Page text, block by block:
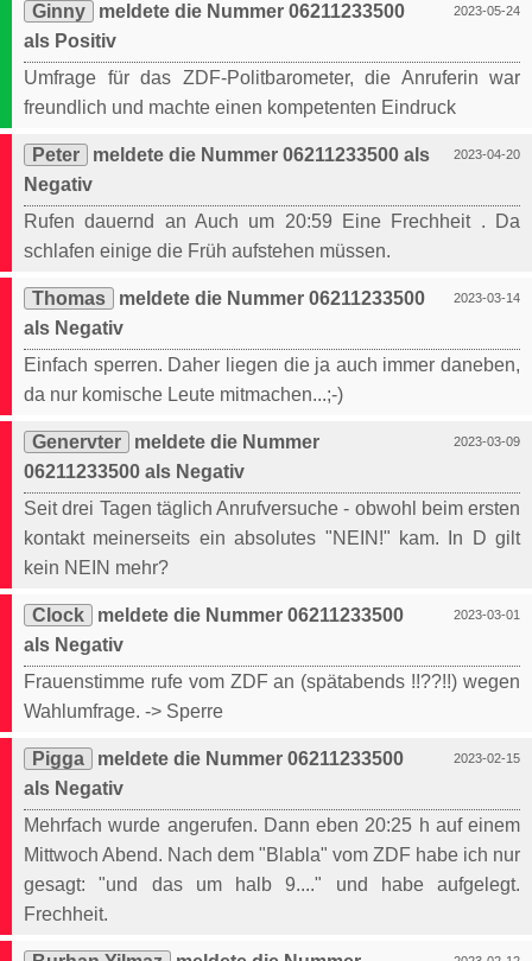
2023-05-24
Ginny
meldete die Nummer 06211233500
als Positiv
Umfrage für das ZDF-Politbarometer, die Anruferin war
freundlich und machte einen kompetenten Eindruck
2023-04-20
Peter
meldete die Nummer 06211233500 als
Negativ
Rufen dauernd an Auch um 20:59 Eine Frechheit . Da
schlafen einige die Früh aufstehen müssen.
2023-03-14
Thomas
meldete die Nummer 06211233500
als Negativ
Einfach sperren. Daher liegen die ja auch immer daneben,
da nur komische Leute mitmachen...;-)
2023-03-09
Genervter
meldete die Nummer
06211233500 als Negativ
Seit drei Tagen täglich Anrufversuche - obwohl beim ersten
kontakt meinerseits ein absolutes "NEIN!" kam. In D gilt
kein NEIN mehr?
2023-03-01
Clock
meldete die Nummer 06211233500
als Negativ
Frauenstimme rufe vom ZDF an (spätabends !!??!!) wegen
Wahlumfrage. -> Sperre
2023-02-15
Pigga
meldete die Nummer 06211233500
als Negativ
Mehrfach wurde angerufen. Dann eben 20:25 h auf einem
Mittwoch Abend. Nach dem "Blabla" vom ZDF habe ich nur
gesagt: "und das um halb 9...." und habe aufgelegt.
Frechheit.